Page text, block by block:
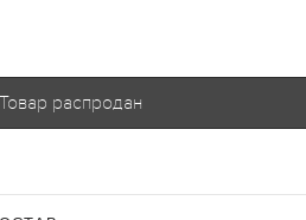
Товар распродан